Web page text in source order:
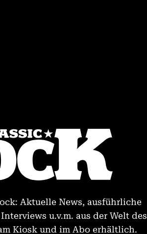
Aktuelle News, ausführliche
u.v.m. aus der Welt des
Kiosk und im Abo erhältlich.